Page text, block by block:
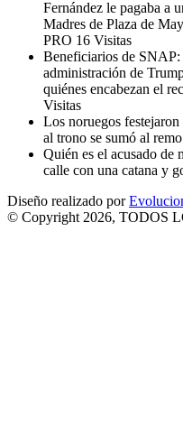
Fernández le pagaba a
Madres de Plaza de
PRO 16 Visitas
Beneficiarios de SNAP:
administración de
quiénes encabezan el
Visitas
Los noruegos
al trono se sumó al
Quién es el acusado de
calle con una catana y
Diseño realizado por
© Copyright 2026, TODOS